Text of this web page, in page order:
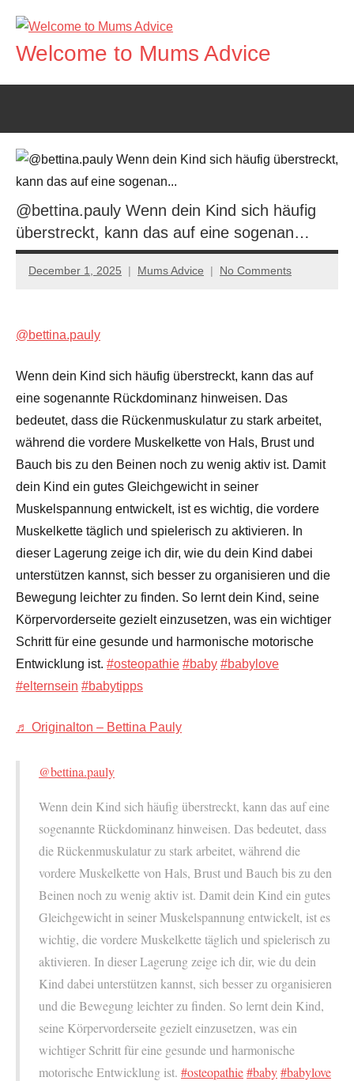
content
Welcome to Mums Advice
@bettina.pauly Wenn dein Kind sich häufig
überstreckt, kann das auf eine sogenan…
December 1, 2025 Mums Advice No Comments
@bettina.pauly
Wenn dein Kind sich häufig überstreckt, kann das auf
eine sogenannte Rückdominanz hinweisen. Das
bedeutet, dass die Rückenmuskulatur zu stark arbeitet,
während die vordere Muskelkette von Hals, Brust und
Bauch bis zu den Beinen noch zu wenig aktiv ist. Damit
dein Kind ein gutes Gleichgewicht in seiner
Muskelspannung entwickelt, ist es wichtig, die vordere
Muskelkette täglich und spielerisch zu aktivieren. In
dieser Lagerung zeige ich dir, wie du dein Kind dabei
unterstützen kannst, sich besser zu organisieren und die
Bewegung leichter zu finden. So lernt dein Kind, seine
Körpervorderseite gezielt einzusetzen, was ein wichtiger
Schritt für eine gesunde und harmonische motorische
Entwicklung ist. #osteopathie #baby #babylove
#elternsein #babytipps
♬ Originalton – Bettina Pauly
@bettina.pauly
Wenn dein Kind sich häufig überstreckt, kann das auf eine
sogenannte Rückdominanz hinweisen. Das bedeutet, dass
die Rückenmuskulatur zu stark arbeitet, während die
vordere Muskelkette von Hals, Brust und Bauch bis zu den
Beinen noch zu wenig aktiv ist. Damit dein Kind ein gutes
Gleichgewicht in seiner Muskelspannung entwickelt, ist es
wichtig, die vordere Muskelkette täglich und spielerisch zu
aktivieren. In dieser Lagerung zeige ich dir, wie du dein
Kind dabei unterstützen kannst, sich besser zu organisieren
und die Bewegung leichter zu finden. So lernt dein Kind,
seine Körpervorderseite gezielt einzusetzen, was ein
wichtiger Schritt für eine gesunde und harmonische
motorische Entwicklung ist. #osteopathie#baby#babylove